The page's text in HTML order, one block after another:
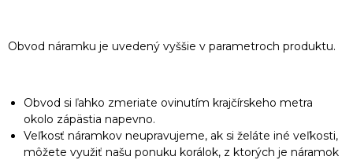
Obvod náramku je uvedený vyššie v parametroch produktu.
Obvod si ľahko zmeriate ovinutím krajčírskeho metra
okolo zápästia napevno.
Veľkosť náramkov neupravujeme, ak si želáte iné veľkosti,
môžete využiť našu ponuku korálok, z ktorých je náramok